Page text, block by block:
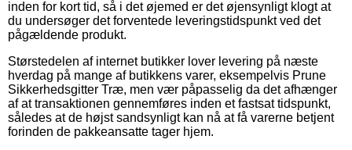
inden for kort tid, så i det øjemed er det øjensynligt klogt at
du undersøger det forventede leveringstidspunkt ved det
pågældende produkt.
Størstedelen af internet butikker lover levering på næste
hverdag på mange af butikkens varer, eksempelvis Prune
Sikkerhedsgitter Træ, men vær påpasselig da det afhænger
af at transaktionen gennemføres inden et fastsat tidspunkt,
således at de højst sandsynligt kan nå at få varerne betjent
forinden de pakkeansatte tager hjem.